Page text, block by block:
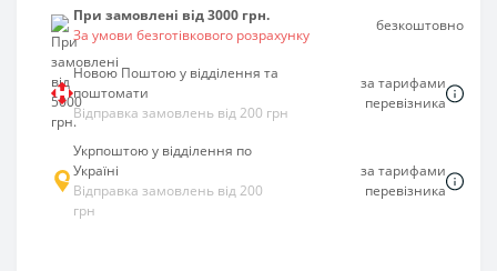
При замовлені від 3000 грн.
За умови безготівкового розрахунку
безкоштовно
Новою Поштою у відділення та
поштомати
Відправка замовлень від 200 грн
за тарифами
перевізника
Укрпоштою у відділення по
Україні
Відправка замовлень від 200
грн
за тарифами
перевізника